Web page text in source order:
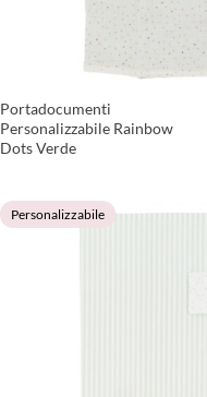
Portadocumenti
Personalizzabile Rainbow
Dots Verde
Personalizzabile